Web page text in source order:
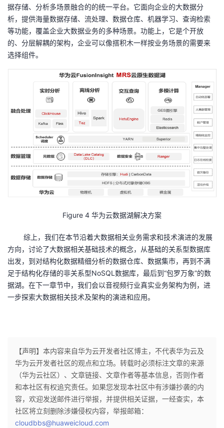
据存储、分析多场景融合的的统一平台。它面向企业的大数据分
析，提供海量数据存储、流处理、数据仓库、机器学习、查询检索
等功能，覆盖企业大数据业务的多种场景。功能上，它是个开放
的、分层解耦的架构，企业可以像搭积木一样按业务场景的需要来
选择组件。
Figure 4 华为云数据湖解决方案
综上，我们在本节沿着大数据相关业务需求和技术演进的发展
方向，讨论了大数据相关基础技术的概念，从基础的关系型数据库
出发，到对结构化数据精细分析的数据仓库、数据集市，再到不满
足于结构化存储的非关系型NoSQL 数据库，最后到“包罗万象”的数
据湖。在下一章节中，我们会以音视频行业真实业务架构为例，进
一步探索大数据相关技术及架构的演进和应用。
【声明】本内容来自华为云开发者社区博主，不代表华为云及
华为云开发者社区的观点和立场。转载时必须标注文章的来源
（华为云社区）、文章链接、文章作者等基本信息，否则作者
和本社区有权追究责任。如果您发现本社区中有涉嫌抄袭的内
容，欢迎发送邮件进行举报，并提供相关证据，一经查实，本
社区将立刻删除涉嫌侵权内容，举报邮箱：
cloudbbs@huaweicloud.com